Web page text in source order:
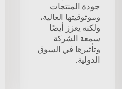
جودة المنتجات
وموثوقيتها العالية،
ولكنه يعزز أيضًا
سمعة الشركة
وتأثيرها في السوق
الدولية.